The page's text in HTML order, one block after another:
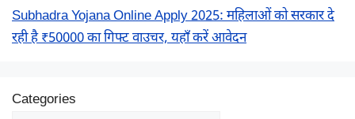
Subhadra Yojana Online Apply 2025: महिलाओं को सरकार दे
रही है ₹50000 का गिफ्ट वाउचर, यहाँ करें आवेदन
Categories